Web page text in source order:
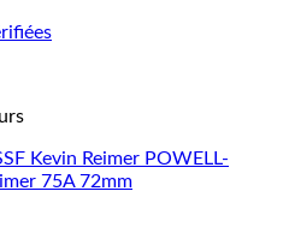
POWELL-
75A 72mm